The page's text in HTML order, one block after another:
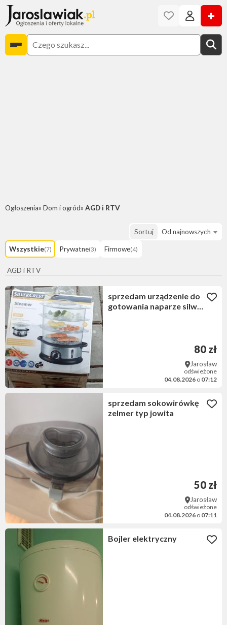
+
Ogłoszenia Dom i ogród AGD i RTV
Sortuj Od najnowszych
Wszystkie(7) Prywatne(3) Firmowe(4)
AGD i RTV
sprzedam urządzenie do
gotowania naparze silwer
80 zł
Jarosław
odświeżone
04.08.2026 o 07:12
sprzedam sokowirówkę
zelmer typ jowita
50 zł
Jarosław
odświeżone
04.08.2026 o 07:11
Bojler elektryczny